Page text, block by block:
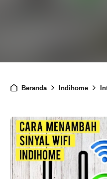
Beranda Indihome